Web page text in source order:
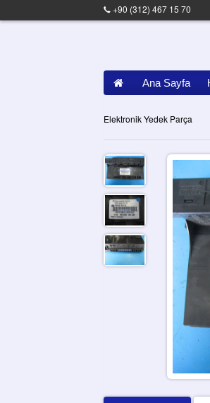
+90 (312) 467 15 70
Ana Sayfa
Elektronik Yedek Parça